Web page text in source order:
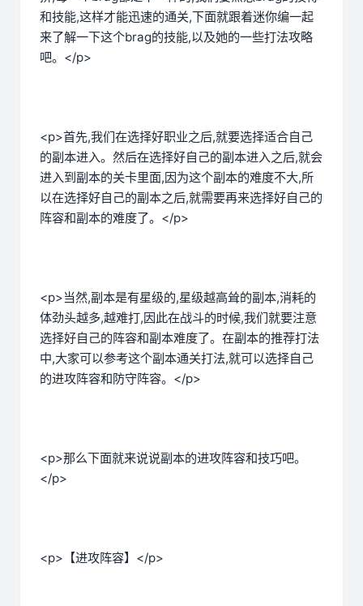
和技能,这样才能迅速的通关,下面就跟着迷你编一起
来了解一下这个brag的技能,以及她的一些打法攻略
吧。</p>
<p>首先,我们在选择好职业之后,就要选择适合自己
的副本进入。然后在选择好自己的副本进入之后,就会
进入到副本的关卡里面,因为这个副本的难度不大,所
以在选择好自己的副本之后,就需要再来选择好自己的
阵容和副本的难度了。</p>
<p>当然,副本是有星级的,星级越高耸的副本,消耗的
体劲头越多,越难打,因此在战斗的时候,我们就要注意
选择好自己的阵容和副本难度了。在副本的推荐打法
中,大家可以参考这个副本通关打法,就可以选择自己
的进攻阵容和防守阵容。</p>
<p>那么下面就来说说副本的进攻阵容和技巧吧。
</p>
<p>【进攻阵容】</p>